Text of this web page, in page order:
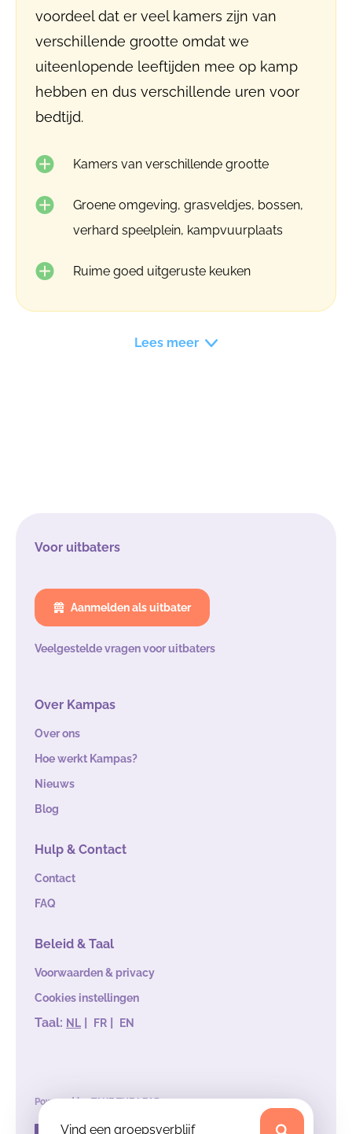
Vind een groepsverblijf
voordeel dat er veel kamers zijn van
verschillende grootte omdat we
uiteenlopende leeftijden mee op kamp
hebben en dus verschillende uren voor
bedtijd.
Kamers van verschillende grootte
Groene omgeving, grasveldjes, bossen,
verhard speelplein, kampvuurplaats
Ruime goed uitgeruste keuken
Lees meer
Voor uitbaters
Aanmelden als uitbater
Veelgestelde vragen voor uitbaters
Over Kampas
Over ons
Hoe werkt Kampas?
Nieuws
Blog
Hulp & Contact
Contact
FAQ
Beleid & Taal
Voorwaarden & privacy
Cookies instellingen
Taal: NL | FR | EN
Powered byTAKE THE LEAD